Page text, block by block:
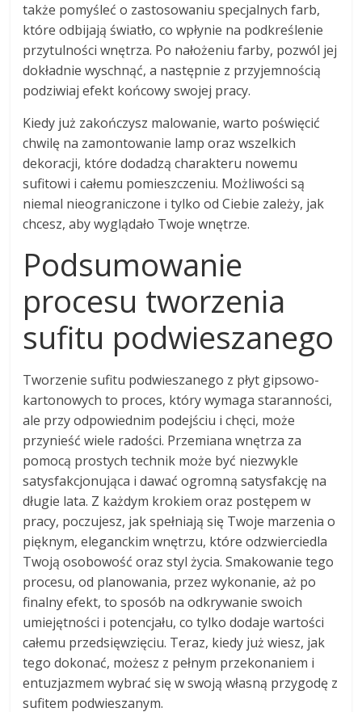
także pomyśleć o zastosowaniu specjalnych farb,
które odbijają światło, co wpłynie na podkreślenie
przytulności wnętrza. Po nałożeniu farby, pozwól jej
dokładnie wyschnąć, a następnie z przyjemnością
podziwiaj efekt końcowy swojej pracy.
Kiedy już zakończysz malowanie, warto poświęcić
chwilę na zamontowanie lamp oraz wszelkich
dekoracji, które dodadzą charakteru nowemu
sufitowi i całemu pomieszczeniu. Możliwości są
niemal nieograniczone i tylko od Ciebie zależy, jak
chcesz, aby wyglądało Twoje wnętrze.
Podsumowanie
procesu tworzenia
sufitu podwieszanego
Tworzenie sufitu podwieszanego z płyt gipsowo-
kartonowych to proces, który wymaga staranności,
ale przy odpowiednim podejściu i chęci, może
przynieść wiele radości. Przemiana wnętrza za
pomocą prostych technik może być niezwykle
satysfakcjonująca i dawać ogromną satysfakcję na
długie lata. Z każdym krokiem oraz postępem w
pracy, poczujesz, jak spełniają się Twoje marzenia o
pięknym, eleganckim wnętrzu, które odzwierciedla
Twoją osobowość oraz styl życia. Smakowanie tego
procesu, od planowania, przez wykonanie, aż po
finalny efekt, to sposób na odkrywanie swoich
umiejętności i potencjału, co tylko dodaje wartości
całemu przedsięwzięciu. Teraz, kiedy już wiesz, jak
tego dokonać, możesz z pełnym przekonaniem i
entuzjazmem wybrać się w swoją własną przygodę z
sufitem podwieszanym.